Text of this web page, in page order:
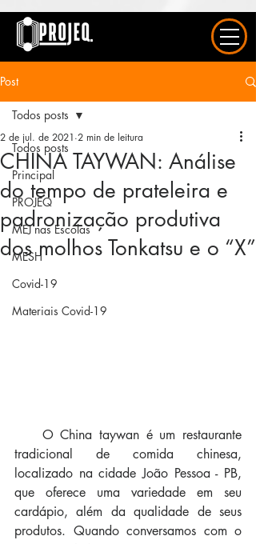
Post
Todos posts
Principal
PROJEQ
MEJ nas Escolas
MESH
Covid-19
Materiais Covid-19
Todos posts
CHINA TAYWAN: Análise
do tempo de prateleira e
padronização produtiva
dos molhos Tonkatsu e o “X”
2 de jul. de 2021 2 min de leitura
tradicional de comida chinesa,
localizado na cidade João Pessoa - PB,
que oferece uma variedade em seu
cardápio, além da qualidade de seus
produtos. Quando conversamos com o